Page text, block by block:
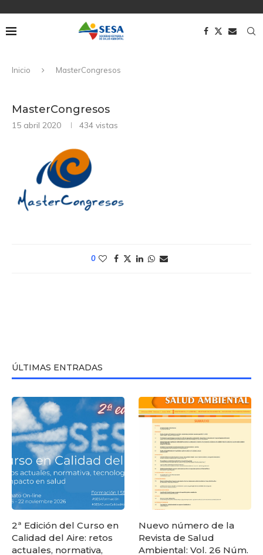
Inicio MasterCongresos
MasterCongresos
15 abril 2020 434 vistas
0
ÚLTIMAS ENTRADAS
2ª Edición del Curso en
Calidad del Aire: retos
actuales, normativa,
Nuevo número de la
Revista de Salud
Ambiental: Vol. 26 Núm.